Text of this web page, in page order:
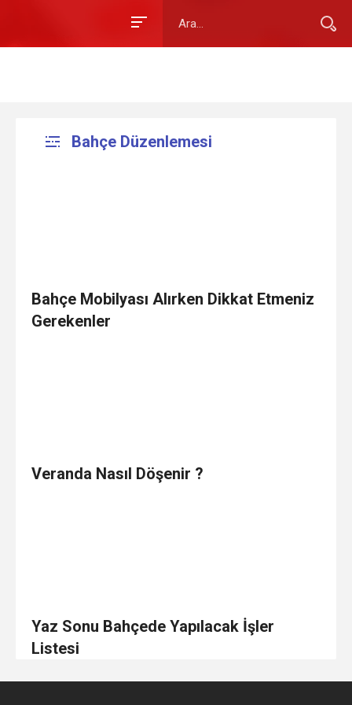
Bahçe Düzenlemesi
Bahçe Mobilyası Alırken Dikkat Etmeniz
Gerekenler
Veranda Nasıl Döşenir ?
Yaz Sonu Bahçede Yapılacak İşler
Listesi